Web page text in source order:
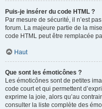
Puis-je insérer du code HTML ?
Par mesure de sécurité, il n’est
forum. La majeure partie de la
code HTML peut être remplacée
Haut
Que sont les émoticônes ?
Les émoticônes sont de petites
code court et qui permettent
exprime la joie, alors qu’au
consulter la liste complète des